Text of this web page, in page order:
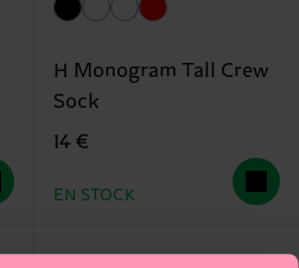
H Monogram Tall Crew
Sock
14 €
EN STOCK